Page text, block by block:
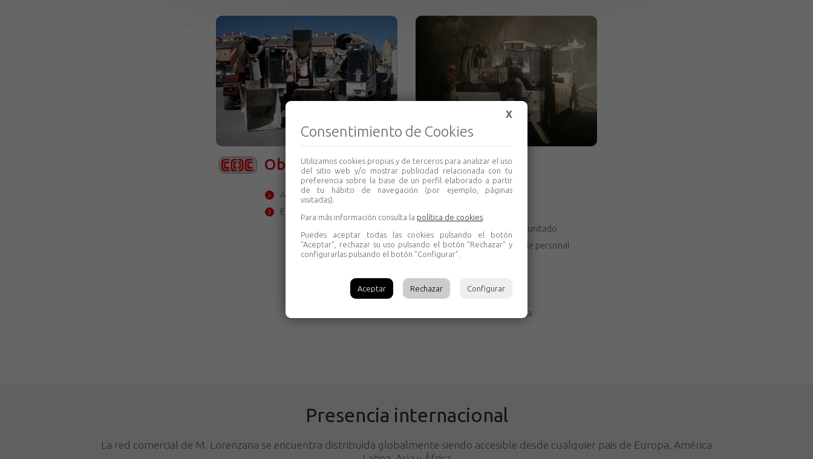
Obra civil
Autohormigoneras
EMA
Minería
Anfo Loader
Robots de Gunitado
Transporte de personal
Veta Angosta
Presencia internacional
La red comercial de M. Lorenzana se encuentra distribuida globalmente siendo accesible desde cualquier pais de Europa, América
X
Consentimiento de Cookies
Utilizamos cookies propias y de terceros para analizar el uso
del sitio web y/o mostrar publicidad relacionada con tu
preferencia sobre la base de un perfil elaborado a partir
de tu hábito de navegación (por ejemplo, páginas
visitadas).
Para más información consulta la política de cookies
Puedes aceptar todas las cookies pulsando el botón
"Aceptar", rechazar su uso pulsando el botón "Rechazar" y
configurarlas pulsando el botón "Configurar".
Aceptar Rechazar Configurar